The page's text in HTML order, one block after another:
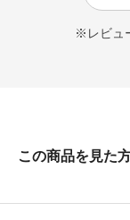
※レビュ
この商品を見た